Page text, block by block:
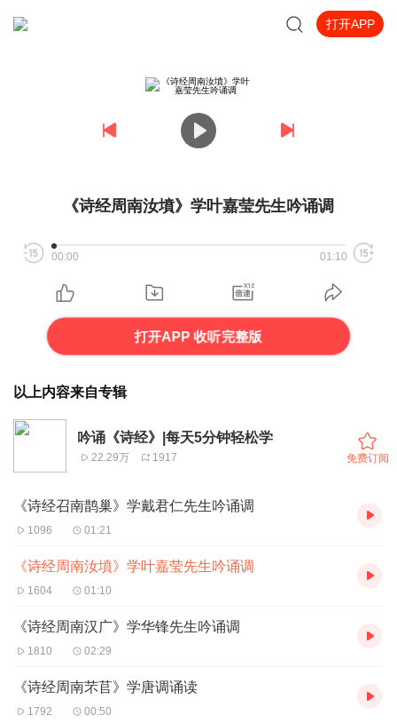
打开APP
《诗经周南汝墳》学叶嘉莹先生吟诵调
00:00 01:10
打开APP 收听完整版
以上内容来自专辑
吟诵《诗经》|每天5分钟轻松学
22.29万 1917 免费订阅
《诗经召南鹊巢》学戴君仁先生吟诵调
1096 01:21
《诗经周南汝墳》学叶嘉莹先生吟诵调
1604 01:10
《诗经周南汉广》学华锋先生吟诵调
1810 02:29
《诗经周南芣苢》学唐调诵读
1792 00:50